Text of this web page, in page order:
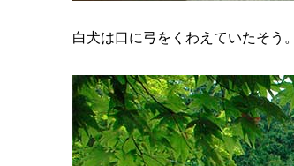
白犬は口に弓をくわえていたそう。